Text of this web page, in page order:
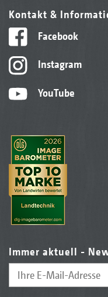
Kontakt &
Facebook
Instagram
YouTube
Immer aktuell -